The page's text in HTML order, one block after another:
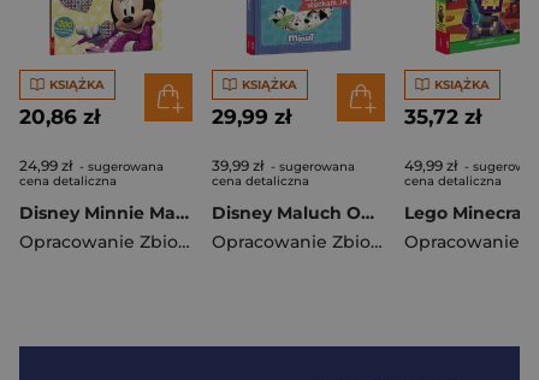
KSIĄŻKA
20,86 zł
24,99 zł - sugerowana
cena detaliczna
Disney Minnie Malowanka z diamencikami DKO-9103
Opracowanie Zbiorowe
KSIĄŻKA
29,99 zł
39,99 zł - sugerowana
cena detaliczna
Disney Maluch Opowiastki na 5 minut Czyta Tata słucham Ja BOPX-9201
Opracowanie Zbiorowe
KSIĄŻKA
35,72 zł
49,99 zł -
cena detaliczna